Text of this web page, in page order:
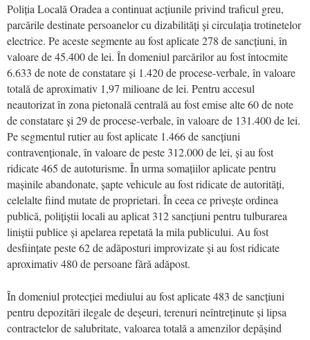
Poliția Locală Oradea a continuat acțiunile privind traficul greu,
parcările destinate persoanelor cu dizabilități și circulația trotinetelor
electrice. Pe aceste segmente au fost aplicate 278 de sancțiuni, în
valoare de 45.400 de lei. În domeniul parcărilor au fost întocmite
6.633 de note de constatare și 1.420 de procese-verbale, în valoare
totală de aproximativ 1,97 milioane de lei. Pentru accesul
neautorizat în zona pietonală centrală au fost emise alte 60 de note
de constatare și 29 de procese-verbale, în valoare de 131.400 de lei.
Pe segmentul rutier au fost aplicate 1.466 de sancțiuni
contravenționale, în valoare de peste 312.000 de lei, și au fost
ridicate 465 de autoturisme. În urma somațiilor aplicate pentru
mașinile abandonate, șapte vehicule au fost ridicate de autorități,
celelalte fiind mutate de proprietari. În ceea ce privește ordinea
publică, polițiștii locali au aplicat 312 sancțiuni pentru tulburarea
liniștii publice și apelarea repetată la mila publicului. Au fost
desființate peste 62 de adăposturi improvizate și au fost ridicate
aproximativ 480 de persoane fără adăpost.
În domeniul protecției mediului au fost aplicate 483 de sancțiuni
pentru depozitări ilegale de deșeuri, terenuri neîntreținute și lipsa
contractelor de salubritate, valoarea totală a amenzilor depășind